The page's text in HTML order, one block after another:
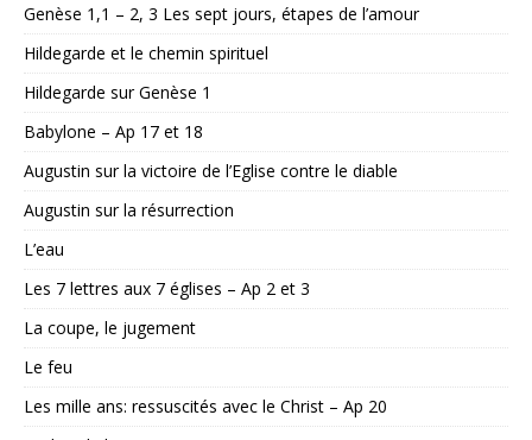
Genèse 1,1 – 2, 3 Les sept jours, étapes de l’amour
Hildegarde et le chemin spirituel
Hildegarde sur Genèse 1
Babylone – Ap 17 et 18
Augustin sur la victoire de l’Eglise contre le diable
Augustin sur la résurrection
L’eau
Les 7 lettres aux 7 églises – Ap 2 et 3
La coupe, le jugement
Le feu
Les mille ans: ressuscités avec le Christ – Ap 20